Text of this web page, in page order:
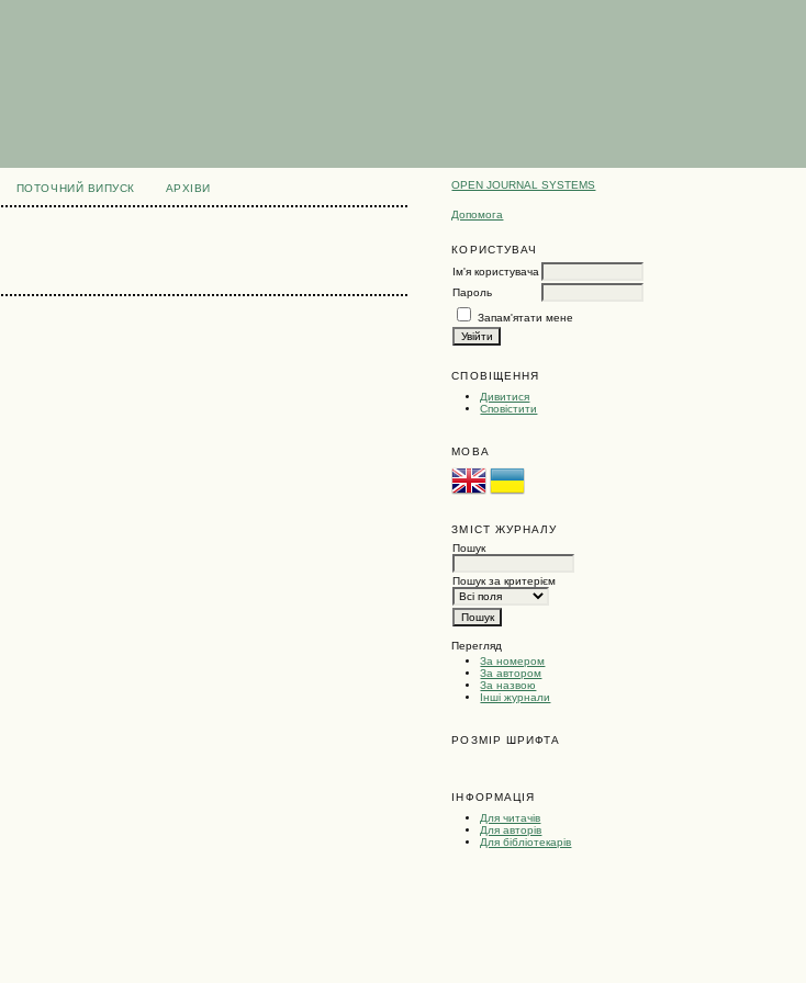
OPEN JOURNAL SYSTEMS
Допомога
КОРИСТУВАЧ
Ім'я користувача
Пароль
Запам'ятати мене
СПОВІЩЕННЯ
Дивитися
Сповістити
МОВА
ЗМІСТ ЖУРНАЛУ
Пошук
Пошук за критерієм
Перегляд
За номером
За автором
За назвою
Інші журнали
РОЗМІР ШРИФТА
ІНФОРМАЦІЯ
Для читачів
Для авторів
Для бібліотекарів
ПОТОЧНИЙ ВИПУСК АРХІВИ